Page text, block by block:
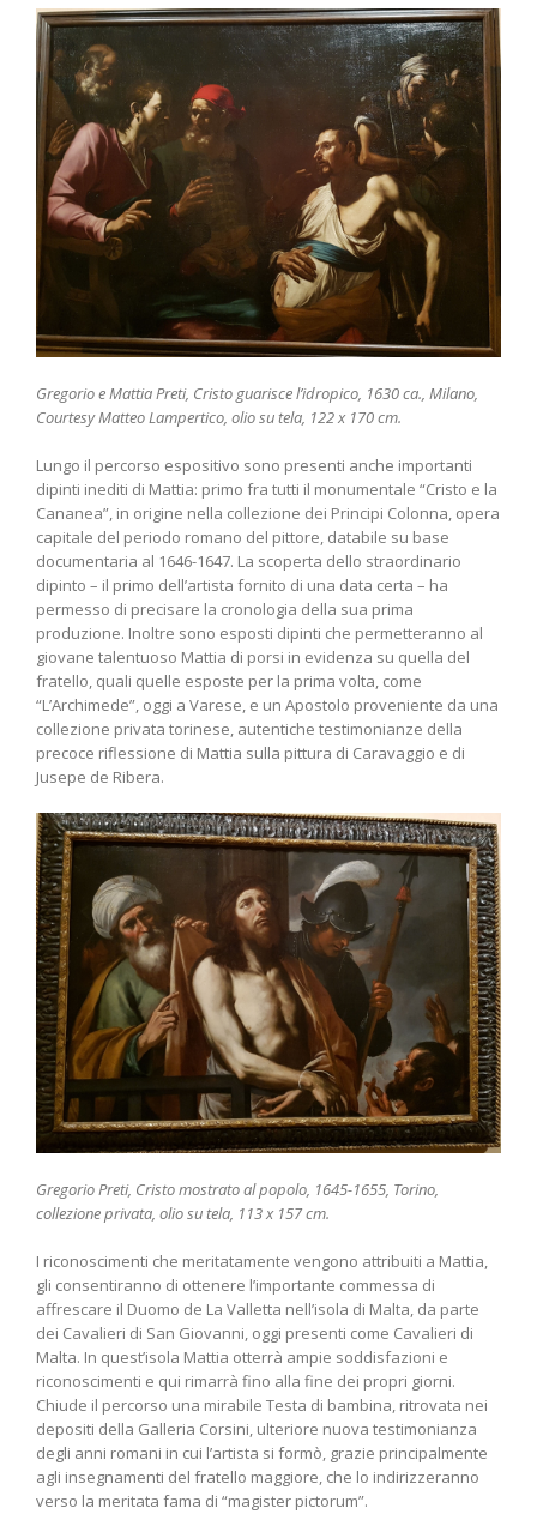
Gregorio e Mattia Preti, Cristo guarisce l’idropico, 1630 ca., Milano,
Courtesy Matteo Lampertico, olio su tela, 122 x 170 cm.
Lungo il percorso espositivo sono presenti anche importanti
dipinti inediti di Mattia: primo fra tutti il monumentale “Cristo e la
Cananea”, in origine nella collezione dei Principi Colonna, opera
capitale del periodo romano del pittore, databile su base
documentaria al 1646-1647. La scoperta dello straordinario
dipinto – il primo dell’artista fornito di una data certa – ha
permesso di precisare la cronologia della sua prima
produzione. Inoltre sono esposti dipinti che permetteranno al
giovane talentuoso Mattia di porsi in evidenza su quella del
fratello, quali quelle esposte per la prima volta, come
“L’Archimede”, oggi a Varese, e un Apostolo proveniente da una
collezione privata torinese, autentiche testimonianze della
precoce riflessione di Mattia sulla pittura di Caravaggio e di
Jusepe de Ribera.
Gregorio Preti, Cristo mostrato al popolo, 1645-1655, Torino,
collezione privata, olio su tela, 113 x 157 cm.
I riconoscimenti che meritatamente vengono attribuiti a Mattia,
gli consentiranno di ottenere l’importante commessa di
affrescare il Duomo de La Valletta nell’isola di Malta, da parte
dei Cavalieri di San Giovanni, oggi presenti come Cavalieri di
Malta. In quest’isola Mattia otterrà ampie soddisfazioni e
riconoscimenti e qui rimarrà fino alla fine dei propri giorni.
Chiude il percorso una mirabile Testa di bambina, ritrovata nei
depositi della Galleria Corsini, ulteriore nuova testimonianza
degli anni romani in cui l’artista si formò, grazie principalmente
agli insegnamenti del fratello maggiore, che lo indirizzeranno
verso la meritata fama di “magister pictorum”.